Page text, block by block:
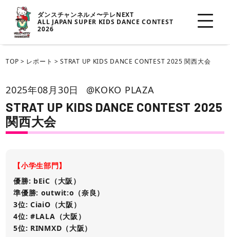
ダンスチャンネルメ〜テレNEXT
ALL JAPAN SUPER KIDS DANCE CONTEST
2026
TOP > レポート >STRAT UP KIDS DANCE CONTEST 2025 関西大会
2025年08月30日 @KOKO PLAZA
STRAT UP KIDS DANCE CONTEST 2025
関西大会
【小学生部門】
優勝: bEiC（大阪）
準優勝: outwit:o（奈良）
3位: CiaiO（大阪）
4位: #LALA（大阪）
5位: RINMXD（大阪）